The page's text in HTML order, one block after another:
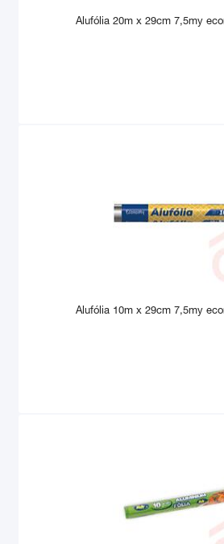
Alufólia 20m x 29cm 7,5my
Alufólia 10m x 29cm 7,5my